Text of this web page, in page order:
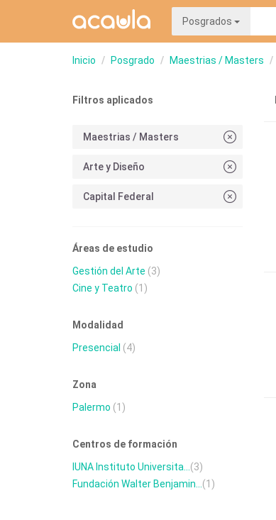
Posgrados
Inicio Posgrado Maestrias / Masters
Filtros aplicados
Maestrias / Masters
Arte y Diseño
Capital Federal
Áreas de estudio
Gestión del Arte (3)
Cine y Teatro (1)
Modalidad
Presencial (4)
Zona
Palermo (1)
Centros de formación
IUNA Instituto Universita... (3)
Fundación Walter Benjamin... (1)